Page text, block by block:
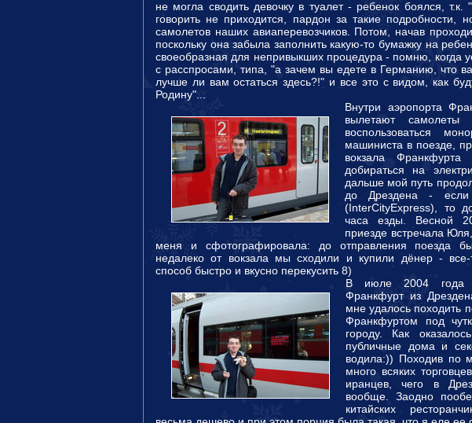
не могла сводить девочку в туалет - ребенок боялся,
говорить не приходится, пардон за такие подробности,
самолетов наших авиаперевозчиков. Потом, начав
поскольку она забыла заполнить какую-то бумажку на
своеобразная для непривыкших процедура - помню, когда
с расспросами, типа, "а зачем вы едете в Германию, что
лучше ли вам остаться здесь?!" и все это с видом, как
Родину"...
Внутри аэропорта
вылетают самолеты
воспользоваться
машиниста в поезде,
вокзала
добираться на
дальше мой путь
до Дрездена -
(InterCityExpress), то
часа езды. Весной
приезде встречала
меня и сфотографировала: до отправления поезда
недалеко от вокзала мы сходили и купили дёнер - все-
способ быстро и вкусно перекусить 8)
В июле 2004 года
Франкфурт из
мне удалось походить
Франкфуртом под
городу. Как
публичные дома и
водила:)) Походив по
много всяких
иранцев, чего в
вообще. Заодно
китайских